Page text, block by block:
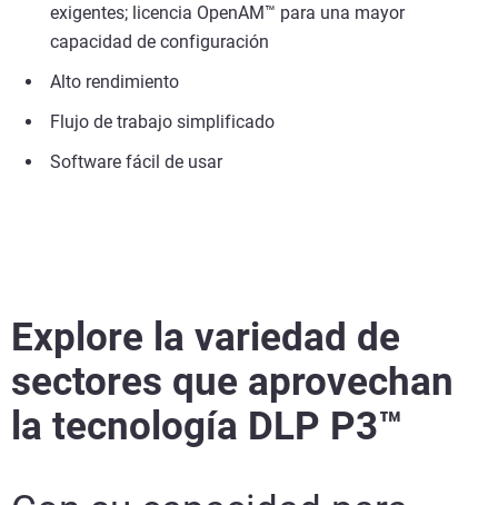
exigentes; licencia OpenAM™ para una mayor
capacidad de configuración
Alto rendimiento
Flujo de trabajo simplificado
Software fácil de usar
Explore la variedad de
sectores que aprovechan
la tecnología DLP P3™